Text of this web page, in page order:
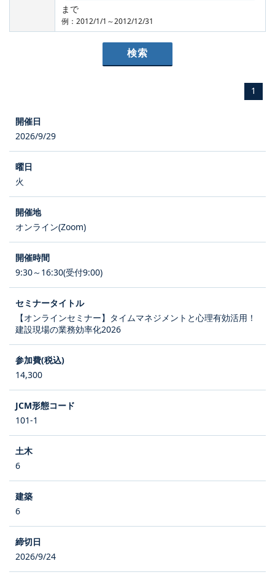
まで
例：2012/1/1～2012/12/31
1
2026/9/29
火
オンライン(Zoom)
9:30～16:30(受付9:00)
【オンラインセミナー】タイムマネジメントと心理有効活用！
建設現場の業務効率化2026
14,300
101-1
6
6
2026/9/24